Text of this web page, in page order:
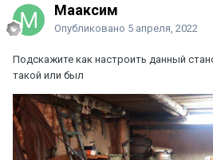
Мааксим
Опубликовано 5 апреля, 2022
Подскажите как настроить данный
такой или был